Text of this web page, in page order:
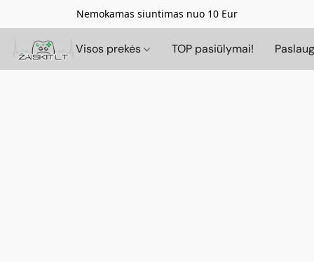
Nemokamas siuntimas nuo 10 Eur
Visos prekės TOP pasiūlymai!